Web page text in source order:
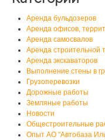
Аренда бульдозеров
Аренда офисов,
Аренда самосвалов
Аренда строительной
Аренда экскаваторов
Выполнение стены в
Грузоперевозки
Дорожные работы
Земляные работы
Новости
Общестроительные
Опыт АО "Автобаза